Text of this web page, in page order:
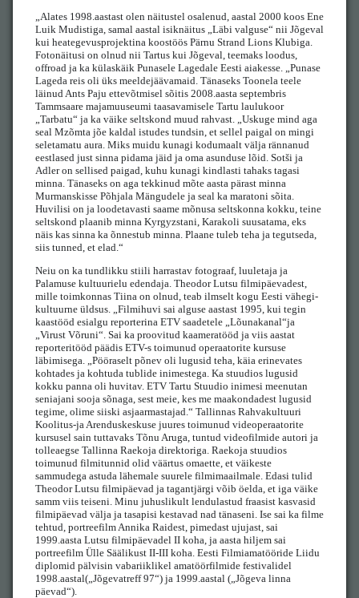
„Alates 1998.aastast olen näitustel osalenud, aastal 2000 koos Ene
Luik Mudistiga, samal aastal isiknäitus „Läbi valguse“ nii Jõgeval
kui heategevusprojektina koostöös Pärnu Strand Lions Klubiga.
Fotonäitusi on olnud nii Tartus kui Jõgeval, teemaks loodus,
offroad ja ka külaskäik Punasele Lagedale Eesti aiakesse. „Punase
Lageda reis oli üks meeldejäävamaid. Tänaseks Toonela teele
läinud Ants Paju ettevõtmisel sõitis 2008.aasta septembris
Tammsaare majamuuseumi taasavamisele Tartu laulukoor
„Tarbatu“ ja ka väike seltskond muud rahvast. „Uskuge mind aga
seal Mzõmta jõe kaldal istudes tundsin, et sellel paigal on mingi
seletamatu aura. Miks muidu kunagi kodumaalt välja rännanud
eestlased just sinna pidama jäid ja oma asunduse lõid. Sotši ja
Adler on sellised paigad, kuhu kunagi kindlasti tahaks tagasi
minna. Tänaseks on aga tekkinud mõte aasta pärast minna
Murmanskisse Põhjala Mängudele ja seal ka maratoni sõita.
Huvilisi on ja loodetavasti saame mõnusa seltskonna kokku, teine
seltskond plaanib minna Kyrgyzstani, Karakoli suusatama, eks
näis kas sinna ka õnnestub minna. Plaane tuleb teha ja tegutseda,
siis tunned, et elad.“
Neiu on ka tundlikku stiili harrastav fotograaf, luuletaja ja
Palamuse kultuurielu edendaja. Theodor Lutsu filmipäevadest,
mille toimkonnas Tiina on olnud, teab ilmselt kogu Eesti vähegi-
kultuurne üldsus. „Filmihuvi sai alguse aastast 1995, kui tegin
kaastööd esialgu reporterina ETV saadetele „Lõunakanal“ja
„Virust Võruni“. Sai ka proovitud kaameratööd ja viis aastat
reporteritööd päädis ETV-s toimunud operaatorite kursuse
läbimisega. „Pööraselt põnev oli lugusid teha, käia erinevates
kohtades ja kohtuda tublide inimestega. Ka stuudios lugusid
kokku panna oli huvitav. ETV Tartu Stuudio inimesi meenutan
seniajani sooja sõnaga, sest meie, kes me maakondadest lugusid
tegime, olime siiski asjaarmastajad.“ Tallinnas Rahvakultuuri
Koolitus-ja Arenduskeskuse juures toimunud videoperaatorite
kursusel sain tuttavaks Tõnu Aruga, tuntud videofilmide autori ja
tolleaegse Tallinna Raekoja direktoriga. Raekoja stuudios
toimunud filmitunnid olid väärtus omaette, et väikeste
sammudega astuda lähemale suurele filmimaailmale. Edasi tulid
Theodor Lutsu filmipäevad ja tagantjärgi võib öelda, et iga väike
samm viis teiseni. Minu juhuslikult lendulastud fraasist kasvasid
filmipäevad välja ja tasapisi kestavad nad tänaseni. Ise sai ka filme
tehtud, portreefilm Annika Raidest, pimedast ujujast, sai
1999.aasta Lutsu filmipäevadel II koha, ja aasta hiljem sai
portreefilm Ülle Säälikust II-III koha. Eesti Filmiamatööride Liidu
diplomid pälvisin vabariiklikel amatöörfilmide festivalidel
1998.aastal(„Jõgevatreff 97“) ja 1999.aastal („Jõgeva linna
päevad“).